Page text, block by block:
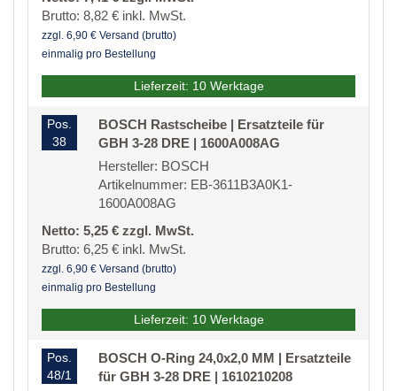
Brutto: 8,82 € inkl. MwSt.
zzgl. 6,90 € Versand (brutto)
einmalig pro Bestellung
Lieferzeit: 10 Werktage
Pos.
38
BOSCH Rastscheibe | Ersatzteile für
GBH 3-28 DRE | 1600A008AG
Hersteller: BOSCH
Artikelnummer: EB-3611B3A0K1-
1600A008AG
Netto: 5,25 € zzgl. MwSt.
Brutto: 6,25 € inkl. MwSt.
zzgl. 6,90 € Versand (brutto)
einmalig pro Bestellung
Lieferzeit: 10 Werktage
Pos.
48/1
BOSCH O-Ring 24,0x2,0 MM | Ersatzteile
für GBH 3-28 DRE | 1610210208